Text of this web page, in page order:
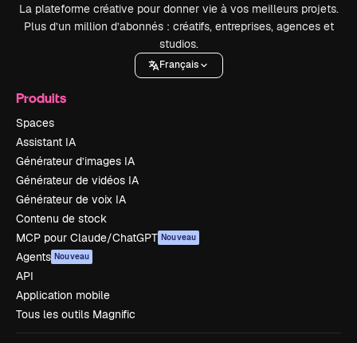
La plateforme créative pour donner vie à vos meilleurs projets.
Plus d’un million d’abonnés : créatifs, entreprises, agences et
studios.
Français
Produits
Spaces
Assistant IA
Générateur d’images IA
Générateur de vidéos IA
Générateur de voix IA
Contenu de stock
MCP pour Claude/ChatGPT Nouveau
Agents Nouveau
API
Application mobile
Tous les outils Magnific